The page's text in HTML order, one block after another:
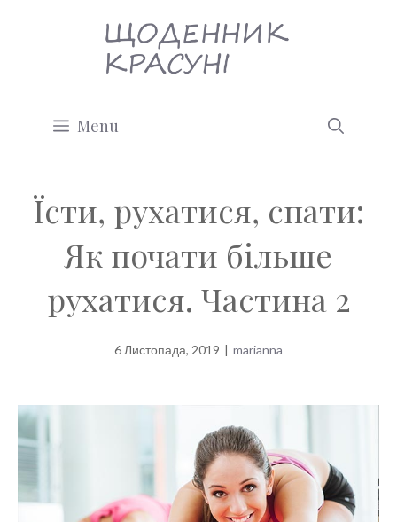
Menu
Їсти, рухатися, спати:
Як почати більше
рухатися. Частина 2
6 Листопада, 2019 | marianna